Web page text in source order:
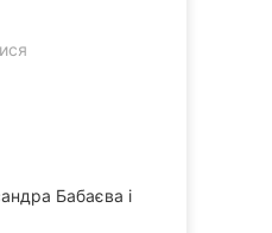
Бабаєва і